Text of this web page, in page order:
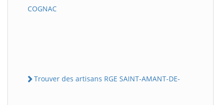
COGNAC
Trouver des artisans RGE SAINT-AMANT-DE-